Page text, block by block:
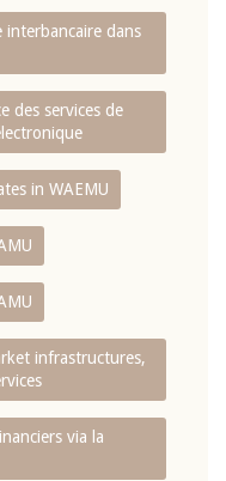
interbancaire dans
des services de
in WAEMU
infrastructures,
via la